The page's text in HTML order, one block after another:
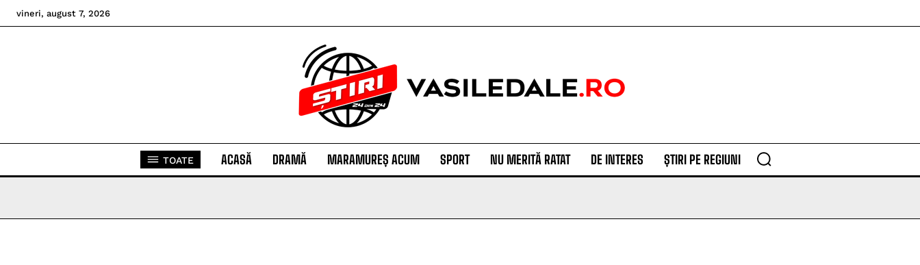
vineri, august 7, 2026
TOATE ACASĂ DRAMĂ MARAMUREȘ ACUM SPORT NU MERITĂ RATAT DE INTERES ȘTIRI PE REGIUNI